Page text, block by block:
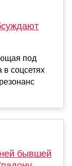
под
соцсетях
бывшей